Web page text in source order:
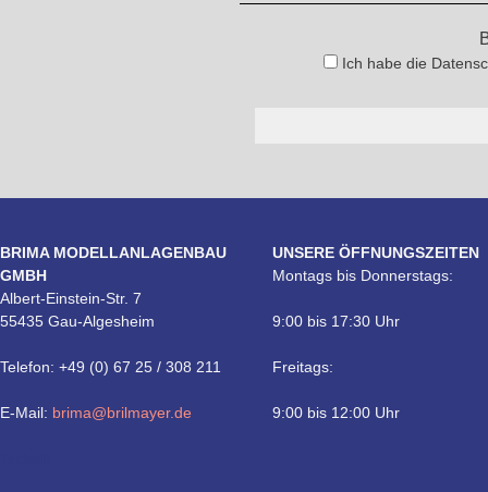
Ich habe die
BRIMA MODELLANLAGENBAU
GMBH
Albert-Einstein-Str. 7
55435 Gau-Algesheim
Telefon: +49 (0) 67 25 / 308 211
E-Mail: brima@brilmayer.de
UNSERE ÖFFNUNGSZEITEN
Montags bis Donnerstags:
9:00 bis 17:30 Uhr
Freitags:
9:00 bis 12:00 Uhr